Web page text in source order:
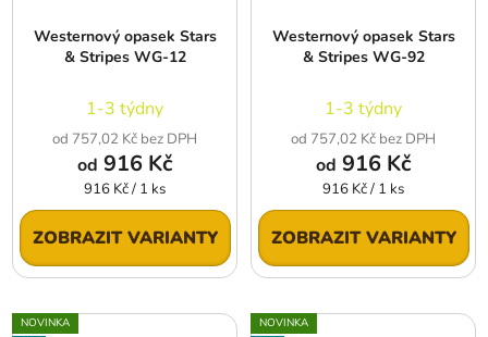
Westernový opasek Stars
& Stripes WG-12
1-3 týdny
od 757,02 Kč bez DPH
od 916 Kč
Měrná
cena:
916 Kč / 1 ks
ZOBRAZIT VARIANTY
Westernový opasek Stars
& Stripes WG-92
1-3 týdny
od 757,02 Kč bez DPH
od 916 Kč
Měrná
cena:
916 Kč / 1 ks
ZOBRAZIT VARIANTY
NOVINKA
NOVINKA